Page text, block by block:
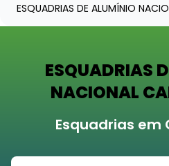
ESQUADRIAS DE ALUMÍNIO
ESQUADRIAS
NACIONAL
Esquadrias em